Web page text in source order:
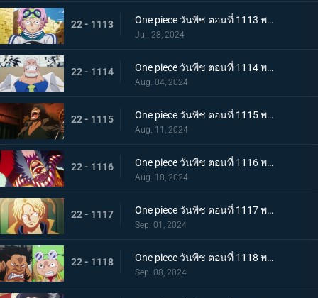
22 - 1113 One piece วันพีช ตอนที่ 1113 พากย์ไทย วิ่งสิโคบี้! กลยุทธ์การหลบหนีที่สิ้นหวัง!
Jul. 28, 2024
22 - 1114 One piece วันพีช ตอนที่ 1114 พากย์ไทย เพื่อลูกศิษย์ที่รัก - หมัดของรองพลเรือเอกการ์ป!
Aug. 04, 2024
22 - 1115 One piece วันพีช ตอนที่ 1115 พากย์ไทย กองทัพเรืออึ้ง! อดีตพลเรือเอกกองบัญชาการกองทัพเรือ คุซัน
Aug. 11, 2024
22 - 1116 One piece วันพีช ตอนที่ 1116 พากย์ไทย ไปรับมันกันเถอะ! คำประกาศใหญ่ของ Buggy
Aug. 18, 2024
22 - 1117 One piece วันพีช ตอนที่ 1117 พากย์ไทย ซาโบกลับมา - ความจริงอันน่าตกตะลึงที่ต้องบอก!
Sep. 01, 2024
22 - 1118 One piece วันพีช ตอนที่ 1118 พากย์ไทย ดินแดนศักดิ์สิทธิ์ในความวุ่นวาย! การโจมตีเต็มกำลังของ Sai และ Leo!
Sep. 08, 2024